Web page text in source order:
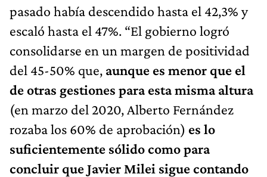
pasado había descendido hasta el 42,3% y
escaló hasta el 47%. “El gobierno logró
consolidarse en un margen de positividad
del 45-50% que, aunque es menor que el
de otras gestiones para esta misma altura
(en marzo del 2020, Alberto Fernández
rozaba los 60% de aprobación) es lo
suficientemente sólido como para
concluir que Javier Milei sigue contando